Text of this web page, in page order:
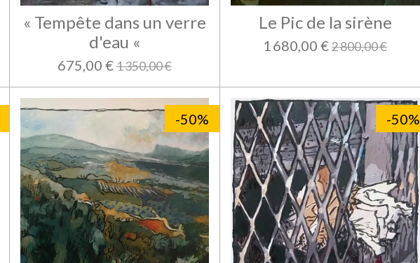
« Tempête dans un verre
d'eau «
675,00 €1 350,00 €
Le Pic de la sirène
1 680,00 € 2 800,00 €
-50% -50%